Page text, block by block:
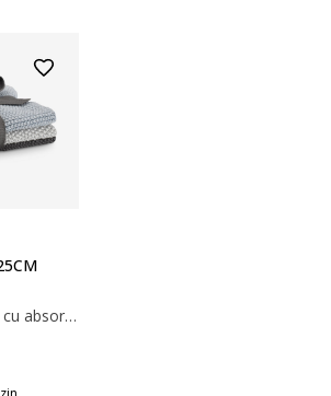
Lavete din bumbac cu absorbție ridicată pentru curățare eficientă și sarcini zilnice în bucătărie. Se pot spăla la 60°C pentru întreținere ușoară și reutilizare. Set de 3 bucăți în culori asortate. 25x25 cm